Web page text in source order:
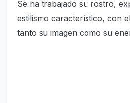
Se ha trabajado su rostro,
estilismo característico, con
tanto su imagen como su